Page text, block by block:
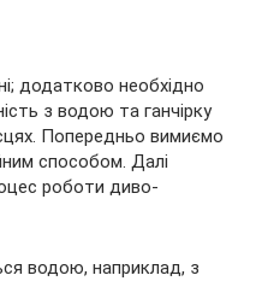
додатково необхідно
з водою та ганчірку
Попередньо вимиємо
способом. Далі
роботи диво-
водою, наприклад, з